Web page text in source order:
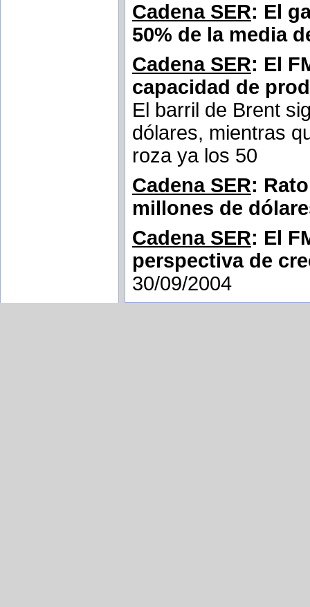
Cadena SER: El
50% de la media
Cadena SER: El
capacidad de
El barril de Brent
dólares, mientras
roza ya los 50
Cadena SER:
millones de
Cadena SER: El
perspectiva de
30/09/2004